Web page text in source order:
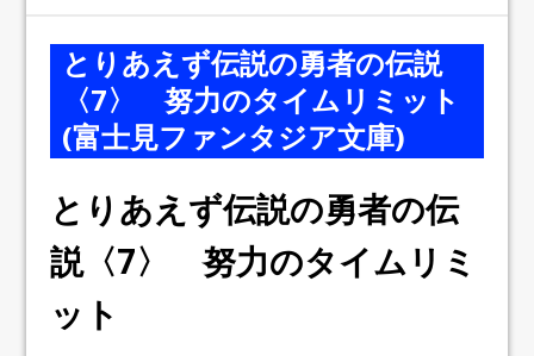
とりあえず伝説の勇者の伝説
〈7〉 努力のタイムリミット
(富士見ファンタジア文庫)
とりあえず伝説の勇者の伝
説〈7〉 努力のタイムリミ
ット